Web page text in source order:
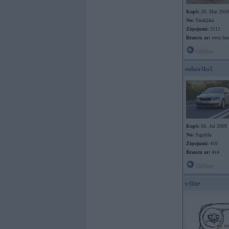
Kopš: 26. Mar 2010
No: Varakļāni
Ziņojumi: 3111
Braucu ar: vecu
suhariks1
Kopš: 06. Jul 2009
No: Sigulda
Ziņojumi: 410
Braucu ar: 4x4
s-line